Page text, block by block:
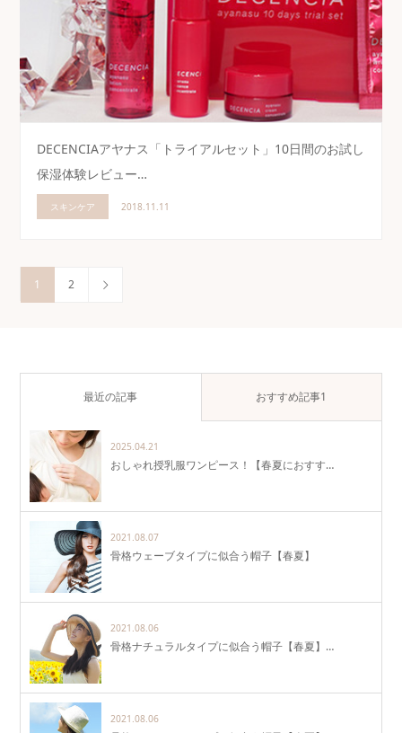
DECENCIAアヤナス「トライアルセット」10日間のお試し
保湿体験レビュー…
スキンケア 2018.11.11
1 2
最近の記事 おすすめ記事1
2025.04.21
おしゃれ授乳服ワンピース！【春夏におすす…
2021.08.07
骨格ウェーブタイプに似合う帽子【春夏】
2021.08.06
骨格ナチュラルタイプに似合う帽子【春夏】…
2021.08.06